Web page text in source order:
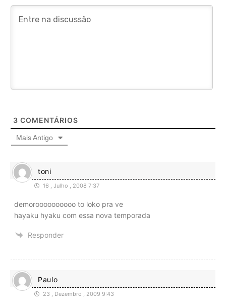
3 COMENTÁRIOS
Mais Antigo
toni
16 , Julho , 2008 7:37
demoroooooooooo to loko pra ve
hayaku hyaku com essa nova temporada
Responder
Paulo
23 , Dezembro , 2009 9:43